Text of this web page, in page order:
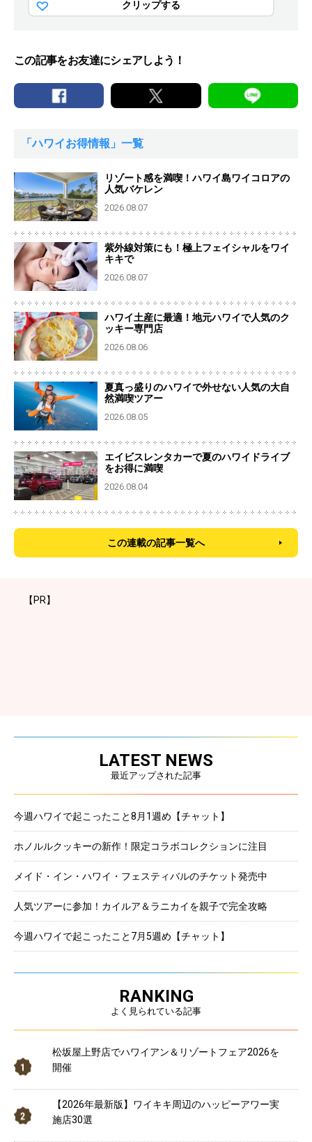
クリップする
この記事をお友達にシェアしよう！
「ハワイお得情報」一覧
リゾート感を満喫！ハワイ島ワイコロアの
人気バケレン
2026.08.07
紫外線対策にも！極上フェイシャルをワイ
キキで
2026.08.07
ハワイ土産に最適！地元ハワイで人気のク
ッキー専門店
2026.08.06
夏真っ盛りのハワイで外せない人気の大自
然満喫ツアー
2026.08.05
エイビスレンタカーで夏のハワイドライブ
をお得に満喫
2026.08.04
この連載の記事一覧へ
【PR】
LATEST NEWS
最近アップされた記事
今週ハワイで起こったこと8月1週め【チャット】
ホノルルクッキーの新作！限定コラボコレクションに注目
メイド・イン・ハワイ・フェスティバルのチケット発売中
人気ツアーに参加！カイルア＆ラニカイを親子で完全攻略
今週ハワイで起こったこと7月5週め【チャット】
RANKING
よく見られている記事
松坂屋上野店でハワイアン＆リゾートフェア2026を
開催
【2026年最新版】ワイキキ周辺のハッピーアワー実
施店30選